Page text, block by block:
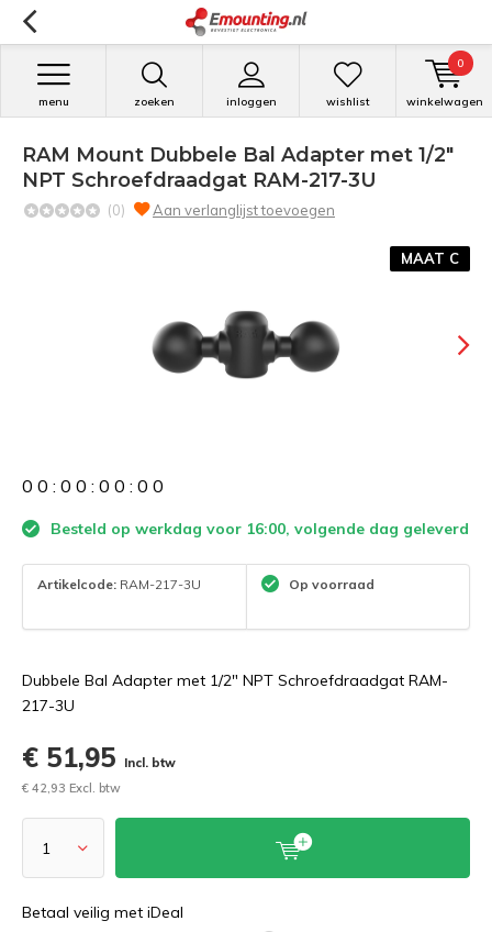
zoeken inloggen
menu wishlist winkelwagen
0
RAM Mount Dubbele Bal Adapter met 1/2"
NPT Schroefdraadgat RAM-217-3U
(0) Aan verlanglijst toevoegen
MAAT C
0 0 : 0 0 : 0 0 : 0 0
Besteld op werkdag voor 16:00, volgende dag geleverd
Artikelcode: RAM-217-3U Op voorraad
Dubbele Bal Adapter met 1/2" NPT Schroefdraadgat RAM-
217-3U
€ 51,95
Incl. btw
€ 42,93 Excl. btw
Betaal veilig met iDeal